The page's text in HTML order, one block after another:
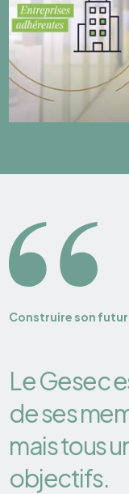
Construire son futur
Le Gesec
de ses
mais tous
objectifs.